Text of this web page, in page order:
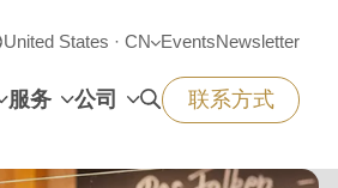
United States · CN EventsNewsletter
服务 公司 联系方式